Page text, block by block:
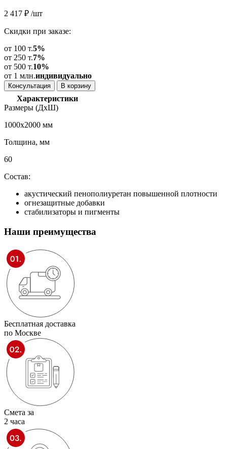
2 417 ₽ /шт
Скидки при заказе:
от 100 т.5%
от 250 т.7%
от 500 т.10%
от 1 млн.индивидуально
Консультация В корзину
Характеристики
Размеры (ДхШ)
1000x2000 мм
Толщина, мм
60
Состав:
акустический пенополиуретан повышенной плотности
огнезащитные добавки
стабилизаторы и пигменты
Наши преимущества
Бесплатная доставка
по Москве
Смета за
2 часа